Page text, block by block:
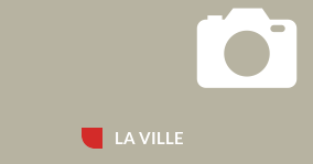
LA VILLE